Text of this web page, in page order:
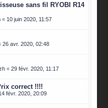
sans fil RYOBI R14
« 10 juin 2020, 11:57
26 avr. 2020, 02:48
«29 févr. 2020, 11:17
correct !!!!
févr. 2020, 20:09